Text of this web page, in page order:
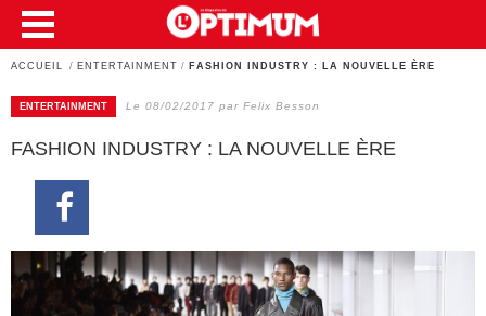
ACCUEIL / ENTERTAINMENT / FASHION INDUSTRY : LA NOUVELLE ÈRE
ENTERTAINMENT Le 08/02/2017 par Felix Besson
FASHION INDUSTRY : LA NOUVELLE ÈRE